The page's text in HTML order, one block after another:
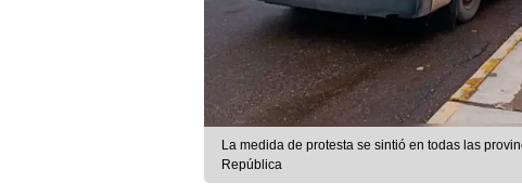
La medida de protesta se sintió en todas las
República